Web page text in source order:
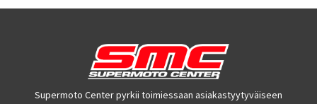
Supermoto Center pyrkii toimiessaan asiakastyytyväiseen